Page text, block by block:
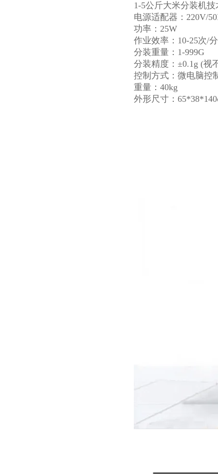
1-5公斤大米分装机
电源适配器：220V/
功率：25W
作业效率：10-25次/分
分装重量：1-999G
分装精度：±0.1g (视
控制方式：微电脑控
重量：40kg
外形尺寸：